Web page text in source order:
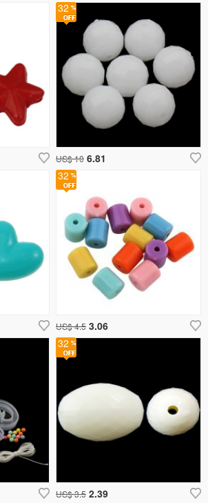
32
US$ 10 6.81
32
US$ 3.5 2.39
32
US$ 4.5 3.06